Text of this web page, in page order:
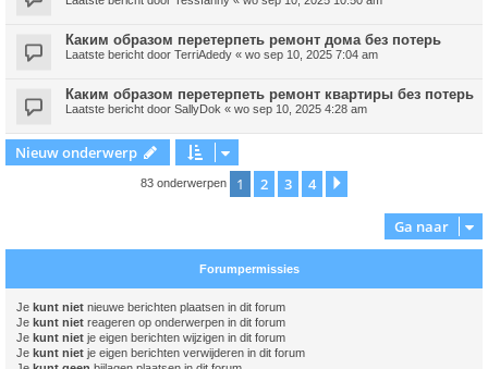
Каким образом перетерпеть ремонт дома без потерь
Laatste bericht door TerriAdedy « wo sep 10, 2025 7:04 am
Каким образом перетерпеть ремонт квартиры без потерь
Laatste bericht door SallyDok « wo sep 10, 2025 4:28 am
Nieuw onderwerp
83 onderwerpen 1 2 3 4
Ga naar
Forumpermissies
Je kunt niet nieuwe berichten plaatsen in dit forum
Je kunt niet reageren op onderwerpen in dit forum
Je kunt niet je eigen berichten wijzigen in dit forum
Je kunt niet je eigen berichten verwijderen in dit forum